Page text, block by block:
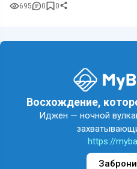
695 0 0
Восхождение,
Иджен — ночной
https://